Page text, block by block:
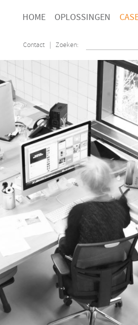
HOME OPLOSSINGEN
Contact | Zoeken: